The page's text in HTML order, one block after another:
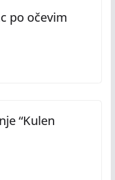
po očevim
“Kulen